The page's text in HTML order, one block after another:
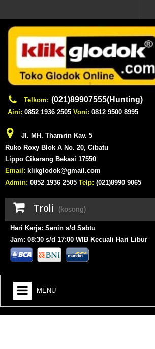
Telkom: (021)89907555(Hunting)
Aini: 0852 1936 2505 Voni: 0812 9500 8995
Jl. MH. Thamrin Kav. 5
Ruko Roxy Blok A No. 20, Cibatu
Lippo Cikarang Bekasi 17550
Email: klikglodok@gmail.com
Admin: 0852 1936 2505 Telp: (021)8990 9065
Troli (kosong)
Hari Kerja: Senin s/d Sabtu
Jam: 08:30 s/d 17:00 WIB Kecuali Hari Libur
MENU